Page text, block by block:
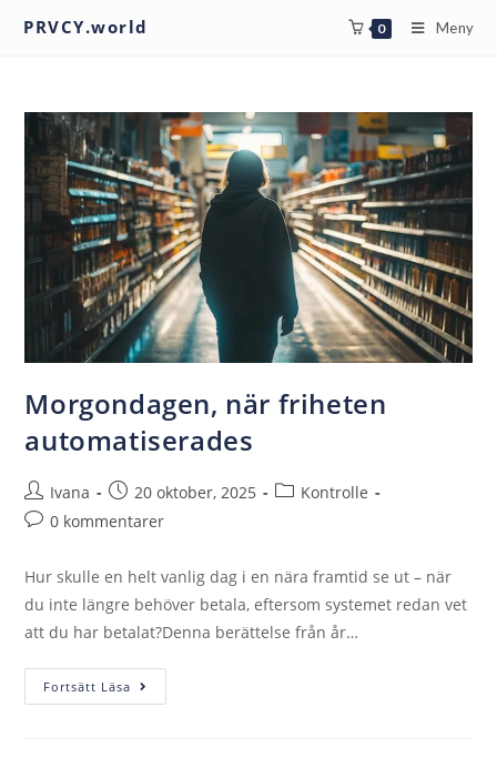
PRVCY.world 0 Meny
Morgondagen, när friheten
automatiserades
Ivana 20 oktober, 2025
Kontrolle
0 kommentarer
Hur skulle en helt vanlig dag i en nära framtid se ut – när
du inte längre behöver betala, eftersom systemet redan vet
att du har betalat?Denna berättelse från år…
Fortsätt Läsa